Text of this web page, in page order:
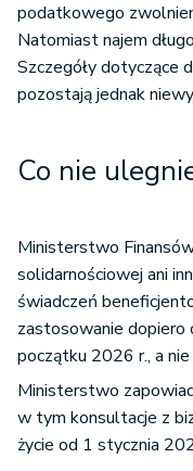
podatkowego
Natomiast najem
Szczegóły dotyczące
pozostają jednak
Co nie
Ministerstwo
solidarnościowej ani
świadczeń
zastosowanie dopiero
początku 2026 r., a
Ministerstwo
w tym konsultacje z
życie od 1 stycznia